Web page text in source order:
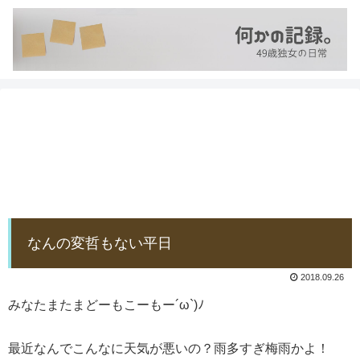
なんの変哲もない平日
2018.09.26
みなたまたまどーもこーもー´ω`)ﾉ
最近なんでこんなに天気が悪いの？雨多すぎ梅雨かよ！